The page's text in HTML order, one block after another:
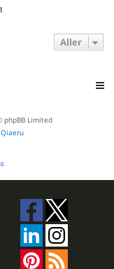
1
Aller
phpBB Limited
Qiaeru